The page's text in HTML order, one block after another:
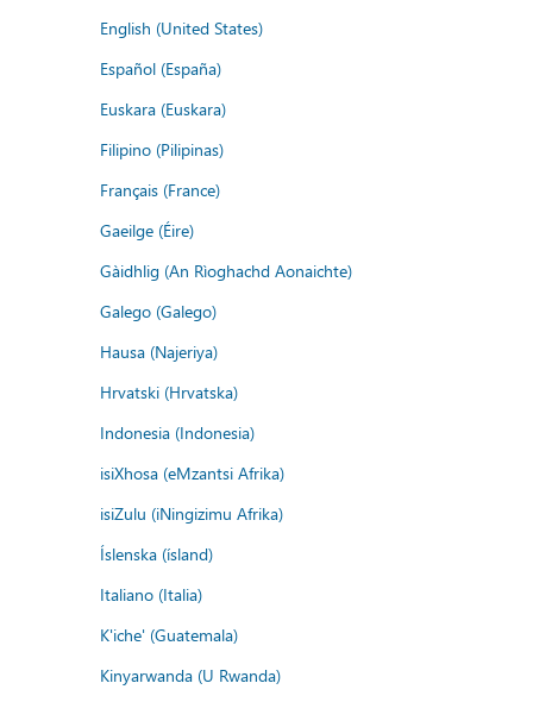
English (United States)
Español (España)
Euskara (Euskara)
Filipino (Pilipinas)
Français (France)
Gaeilge (Éire)
Gàidhlig (An Rìoghachd Aonaichte)
Galego (Galego)
Hausa (Najeriya)
Hrvatski (Hrvatska)
Indonesia (Indonesia)
isiXhosa (eMzantsi Afrika)
isiZulu (iNingizimu Afrika)
Íslenska (ísland)
Italiano (Italia)
K'iche' (Guatemala)
Kinyarwanda (U Rwanda)